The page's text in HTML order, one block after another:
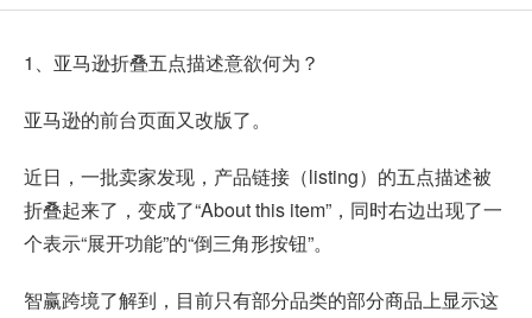
1、 亚马逊折叠五点描述意欲何为？
亚马逊的前台页面又改版了。
近日，一批卖家发现，产品链接（listing）的五点描述被
折叠起来了，变成了“About this item”，同时右边出现了一
个表示“展开功能”的“倒三角形按钮”。
智赢跨境了解到，目前只有部分品类的部分商品上显示这